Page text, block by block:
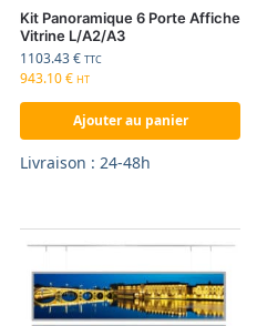
Kit Panoramique 6 Porte Affiche
Vitrine L/A2/A3
1103.43€ TTC
943.10€ HT
Ajouter au panier
Livraison : 24-48h